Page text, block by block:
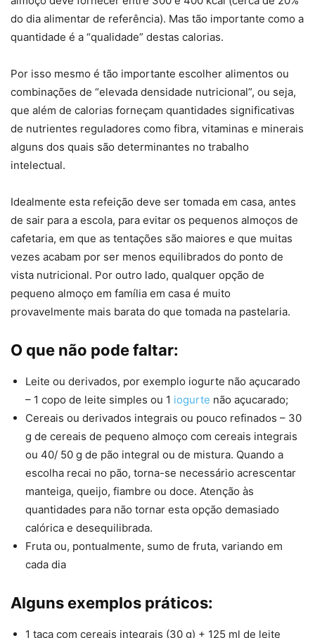
do dia alimentar de referência). Mas tão importante como a
quantidade é a “qualidade” destas calorias.
Por isso mesmo é tão importante escolher alimentos ou
combinações de “elevada densidade nutricional”, ou seja,
que além de calorias forneçam quantidades significativas
de nutrientes reguladores como fibra, vitaminas e minerais
alguns dos quais são determinantes no trabalho
intelectual.
Idealmente esta refeição deve ser tomada em casa, antes
de sair para a escola, para evitar os pequenos almoços de
cafetaria, em que as tentações são maiores e que muitas
vezes acabam por ser menos equilibrados do ponto de
vista nutricional. Por outro lado, qualquer opção de
pequeno almoço em família em casa é muito
provavelmente mais barata do que tomada na pastelaria.
O que não pode faltar:
Leite ou derivados, por exemplo iogurte não açucarado
– 1 copo de leite simples ou 1 iogurte não açucarado;
Cereais ou derivados integrais ou pouco refinados – 30
g de cereais de pequeno almoço com cereais integrais
ou 40/ 50 g de pão integral ou de mistura. Quando a
escolha recai no pão, torna-se necessário acrescentar
manteiga, queijo, fiambre ou doce. Atenção às
quantidades para não tornar esta opção demasiado
calórica e desequilibrada.
Fruta ou, pontualmente, sumo de fruta, variando em
cada dia
Alguns exemplos práticos:
1 taça com cereais integrais (30 g) + 125 ml de leite